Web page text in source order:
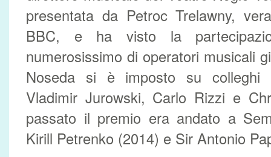
presentata da Petroc Trelawny,
BBC, e ha visto la
numerosissimo di operatori musicali
Noseda si è imposto su colleghi
Vladimir Jurowski, Carlo Rizzi e
passato il premio era andato a
Kirill Petrenko (2014) e Sir Antonio